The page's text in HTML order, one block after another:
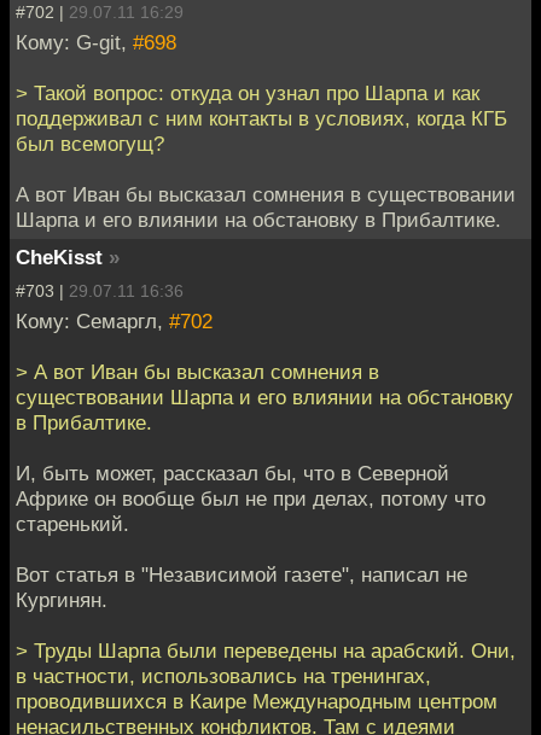
#702 | 29.07.11 16:29
Кому: G-git, #698
> Такой вопрос: откуда он узнал про Шарпа и как
поддерживал с ним контакты в условиях, когда КГБ
был всемогущ?
А вот Иван бы высказал сомнения в существовании
Шарпа и его влиянии на обстановку в Прибалтике.
CheKisst »
#703 | 29.07.11 16:36
Кому: Семаргл, #702
> А вот Иван бы высказал сомнения в
существовании Шарпа и его влиянии на обстановку
в Прибалтике.
И, быть может, рассказал бы, что в Северной
Африке он вообще был не при делах, потому что
старенький.
Вот статья в "Независимой газете", написал не
Кургинян.
> Труды Шарпа были переведены на арабский. Они,
в частности, использовались на тренингах,
проводившихся в Каире Международным центром
ненасильственных конфликтов. Там с идеями